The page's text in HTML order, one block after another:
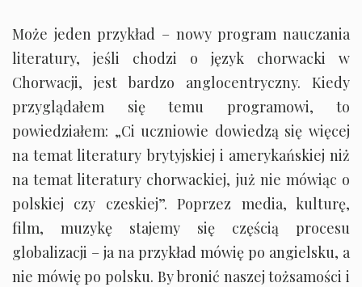
Może jeden przykład – nowy program nauczania
literatury, jeśli chodzi o język chorwacki w
Chorwacji, jest bardzo anglocentryczny. Kiedy
przyglądałem się temu programowi, to
powiedziałem: „Ci uczniowie dowiedzą się więcej
na temat literatury brytyjskiej i amerykańskiej niż
na temat literatury chorwackiej, już nie mówiąc o
polskiej czy czeskiej”. Poprzez media, kulturę,
film, muzykę stajemy się częścią procesu
globalizacji – ja na przykład mówię po angielsku, a
nie mówię po polsku. By bronić naszej tożsamości i